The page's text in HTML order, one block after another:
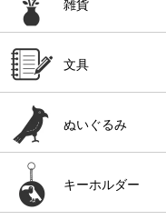
雑貨
文具
ぬいぐるみ
キーホルダー